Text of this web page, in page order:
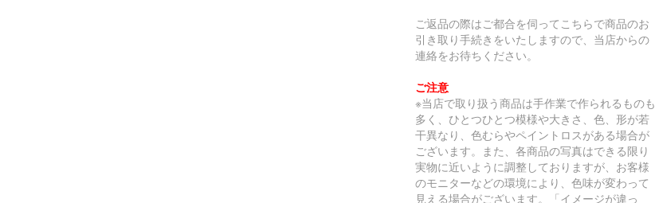
ご返品の際はご都合を伺ってこちらで商品のお
引き取り手続きをいたしますので、当店からの
連絡をお待ちください。
ご注意
※当店で取り扱う商品は手作業で作られるものも
多く、ひとつひとつ模様や大きさ、色、形が若
干異なり、色むらやペイントロスがある場合が
ございます。また、各商品の写真はできる限り
実物に近いように調整しておりますが、お客様
のモニターなどの環境により、色味が変わって
見える場合がございます。「イメージが違っ